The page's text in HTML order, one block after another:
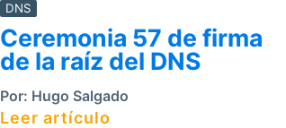
DNS
Ceremonia 57 de firma
de la raíz del DNS
Por: Hugo Salgado
Leer artículo